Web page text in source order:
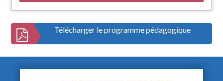
Télécharger le programme pédagogique